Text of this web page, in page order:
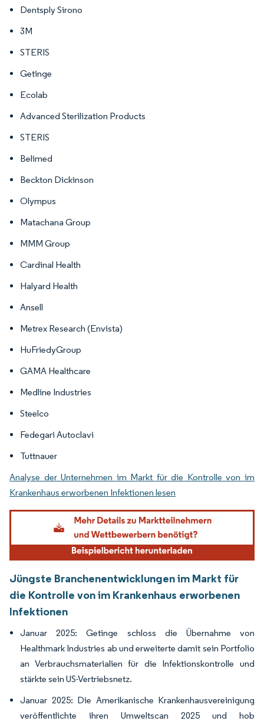
Dentsply Sirono
3M
STERIS
Getinge
Ecolab
Advanced Sterilization Products
STERIS
Belimed
Beckton Dickinson
Olympus
Matachana Group
MMM Group
Cardinal Health
Halyard Health
Ansell
Metrex Research (Envista)
HuFriedyGroup
GAMA Healthcare
Medline Industries
Steelco
Fedegari Autoclavi
Tuttnauer
Analyse der Unternehmen im Markt für die Kontrolle von im
Krankenhaus erworbenen Infektionen lesen
Jüngste Branchenentwicklungen im Markt für
die Kontrolle von im Krankenhaus erworbenen
Infektionen
Januar 2025: Getinge schloss die Übernahme von
Healthmark Industries ab und erweiterte damit sein Portfolio
an Verbrauchsmaterialien für die Infektionskontrolle und
stärkte sein US-Vertriebsnetz.
Januar 2025: Die Amerikanische Krankenhausvereinigung
veröffentlichte ihren Umweltscan 2025 und hob